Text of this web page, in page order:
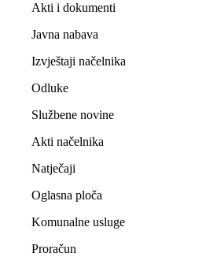
Akti i dokumenti
Javna nabava
Izvještaji načelnika
Odluke
Službene novine
Akti načelnika
Natječaji
Oglasna ploča
Komunalne usluge
Proračun